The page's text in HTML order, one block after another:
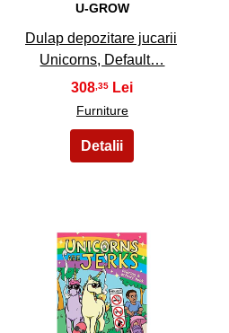
U-GROW
Dulap depozitare jucarii
Unicorns, Default…
308 ,35
Furniture
25